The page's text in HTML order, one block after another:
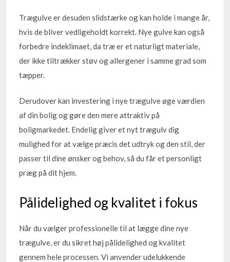
Trægulve er desuden slidstærke og kan holde i mange år,
hvis de bliver vedligeholdt korrekt. Nye gulve kan også
forbedre indeklimaet, da træ er et naturligt materiale,
der ikke tiltrækker støv og allergener i samme grad som
tæpper.
Derudover kan investering i nye trægulve øge værdien
af din bolig og gøre den mere attraktiv på
boligmarkedet. Endelig giver et nyt trægulv dig
mulighed for at vælge præcis det udtryk og den stil, der
passer til dine ønsker og behov, så du får et personligt
præg på dit hjem.
Pålidelighed og kvalitet i fokus
Når du vælger professionelle til at lægge dine nye
trægulve, er du sikret høj pålidelighed og kvalitet
gennem hele processen. Vi anvender udelukkende